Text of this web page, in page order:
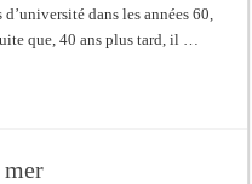
dans les années 60,
que, 40 ans plus tard, il …
mer